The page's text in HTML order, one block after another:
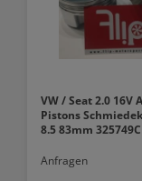
VW / Seat 2.0 16V
Pistons
8.5 83mm 325749C
Anfragen